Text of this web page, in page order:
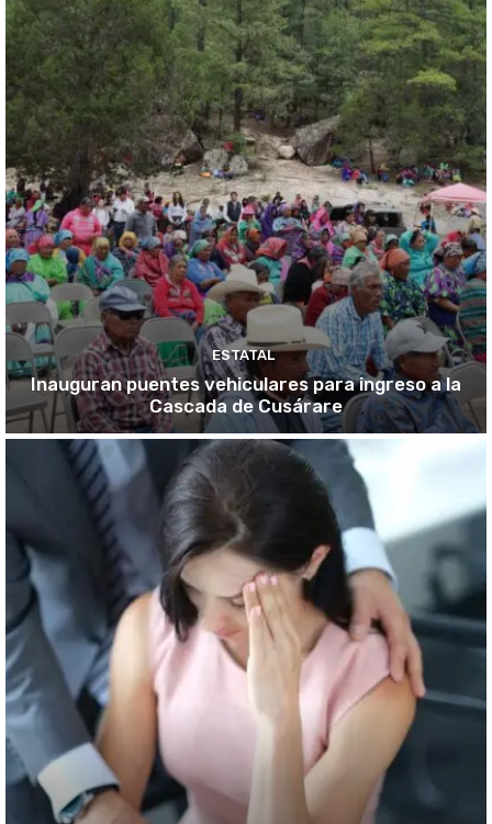
ESTATAL
Inauguran puentes vehiculares para ingreso a la
Cascada de Cusárare